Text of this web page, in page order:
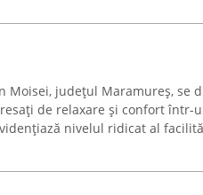
Moisei, județul Maramureș, se
de relaxare și confort într-
nivelul ridicat al